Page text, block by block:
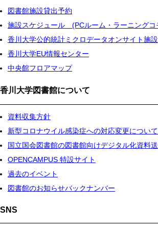
図書館施設貸出予約
施設スケジュール (PCルーム・ラーニングコ
香川大学公的統計ミクロデータオンサイト施設
香川大学EU情報センター
中央館フロアマップ
香川大学図書館について
資料収集方針
新型コロナウイル感染症への対応変更につい
国立国会図書館の図書館向けデジタル化資料
OPENCAMPUS 特設サイト
過去のイベント
図書館のお知らせバックナンバー
SNS